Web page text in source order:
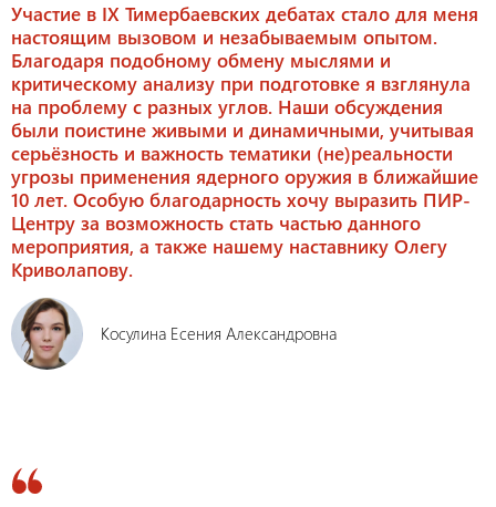
Участие в IX Тимербаевских дебатах стало для меня
настоящим вызовом и незабываемым опытом.
Благодаря подобному обмену мыслями и
критическому анализу при подготовке я взглянула
на проблему с разных углов. Наши обсуждения
были поистине живыми и динамичными, учитывая
серьёзность и важность тематики (не)реальности
угрозы применения ядерного оружия в ближайшие
10 лет. Особую благодарность хочу выразить ПИР-
Центру за возможность стать частью данного
мероприятия, а также нашему наставнику Олегу
Криволапову.
Косулина Есения Александровна